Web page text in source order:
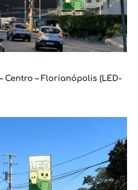
Centro – Florianópolis (LED-